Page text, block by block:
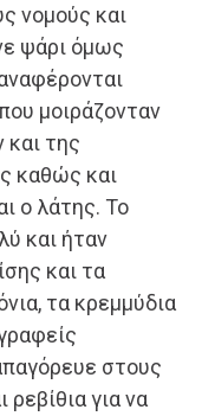
νομούς και
ψάρι όμως
μοιράζονταν
της
καθώς και
ο λάτης. Το
και ήταν
και τα
τα κρεμμύδια
στους
για να